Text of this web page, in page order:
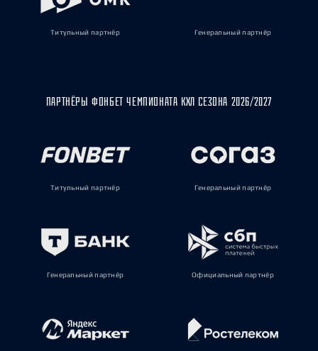
Титульный партнёр Генеральный партнёр
ПАРТНЁРЫ ФОНБЕТ ЧЕМПИОНАТА КХЛ СЕЗОНА 2026/2027
Титульный партнёр Генеральный партнёр
Генеральный партнёр Официальный партнёр